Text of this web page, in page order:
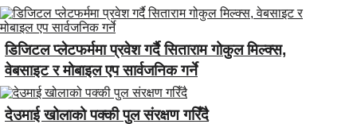
डिजिटल प्लेटफर्ममा प्रवेश गर्दै सिताराम गोकुल मिल्क्स,
वेबसाइट र मोबाइल एप सार्वजनिक गर्ने
देउमाई खोलाको पक्की पुल संरक्षण गरिँदै